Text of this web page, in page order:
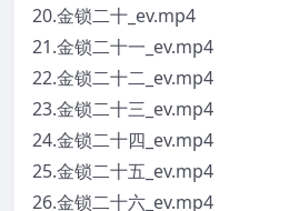
20.金锁二十_ev.mp4
21.金锁二十一_ev.mp4
22.金锁二十二_ev.mp4
23.金锁二十三_ev.mp4
24.金锁二十四_ev.mp4
25.金锁二十五_ev.mp4
26.金锁二十六_ev.mp4